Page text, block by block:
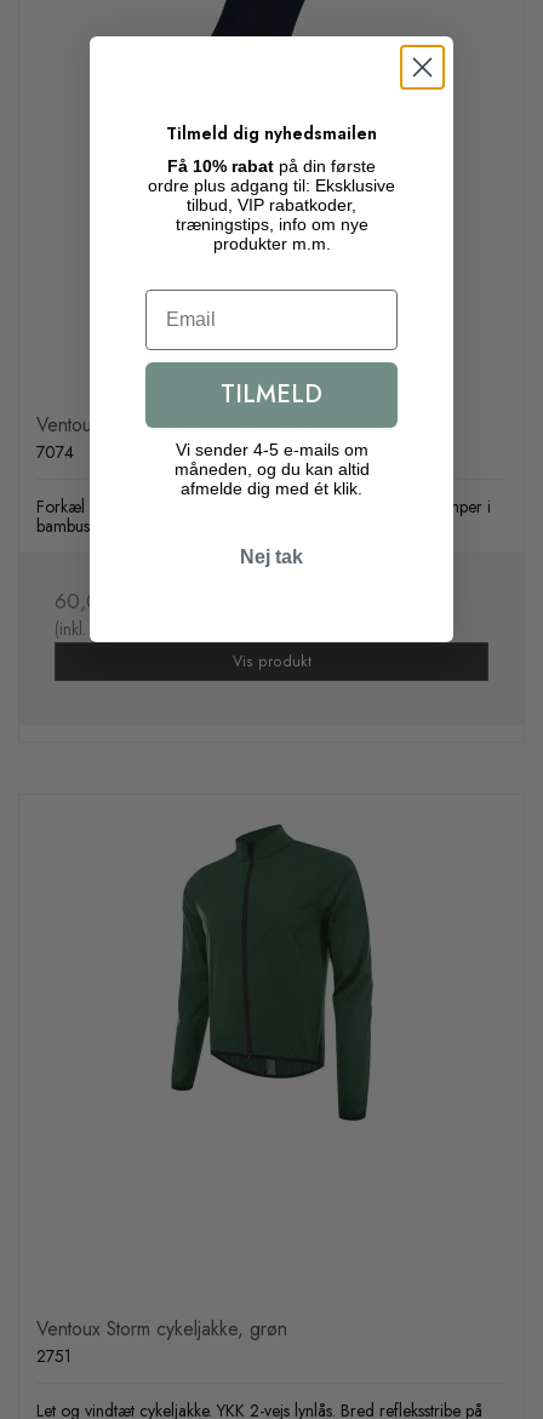
Ventoux Bambus cykelstrømper, mørkeblå
7074
Forkæl dine fødder! Bløde, hud- og klimavenlige cykelstrømper i
bambus-tekstil
60,00 DKK
(inkl. moms)
Vis produkt
Ventoux Storm cykeljakke, grøn
2751
Let og vindtæt cykeljakke. YKK 2-vejs lynlås. Bred refleksstribe på
Tilmeld dig nyhedsmailen
Få 10% rabat på din første
ordre plus adgang til: Eksklusive
tilbud, VIP rabatkoder,
træningstips, info om nye
produkter m.m.
Email
TILMELD
Vi sender 4-5 e-mails om
måneden, og du kan altid
afmelde dig med ét klik.
Nej tak